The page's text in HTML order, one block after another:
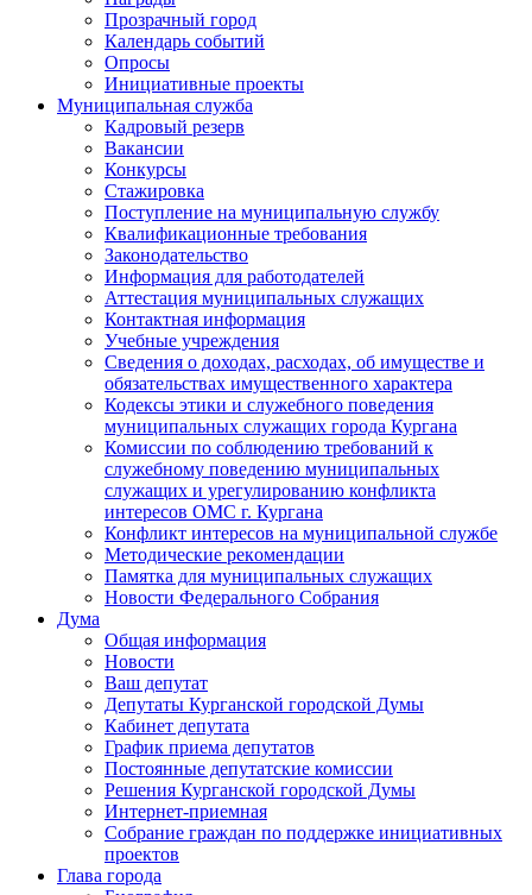
Прозрачный город
Календарь событий
Опросы
Инициативные проекты
Муниципальная служба
Кадровый резерв
Вакансии
Конкурсы
Стажировка
Поступление на муниципальную службу
Квалификационные требования
Законодательство
Информация для работодателей
Аттестация муниципальных служащих
Контактная информация
Учебные учреждения
Сведения о доходах, расходах, об имуществе и
обязательствах имущественного характера
Кодексы этики и служебного поведения
муниципальных служащих города Кургана
Комиссии по соблюдению требований к
служебному поведению муниципальных
служащих и урегулированию конфликта
интересов ОМС г. Кургана
Конфликт интересов на муниципальной службе
Методические рекомендации
Памятка для муниципальных служащих
Новости Федерального Cобрания
Дума
Общая информация
Новости
Ваш депутат
Депутаты Курганской городской Думы
Кабинет депутата
График приема депутатов
Постоянные депутатские комиссии
Решения Курганской городской Думы
Интернет-приемная
Собрание граждан по поддержке инициативных
проектов
Глава города